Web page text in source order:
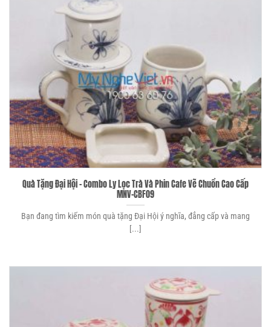
Quà Tặng Đại Hội – Combo Ly Lọc Trà Và Phin Cafe Vẽ Chuồn Cao Cấp
MNV-CBF09
Bạn đang tìm kiếm món quà tặng Đại Hội ý nghĩa, đẳng cấp và mang
[...]